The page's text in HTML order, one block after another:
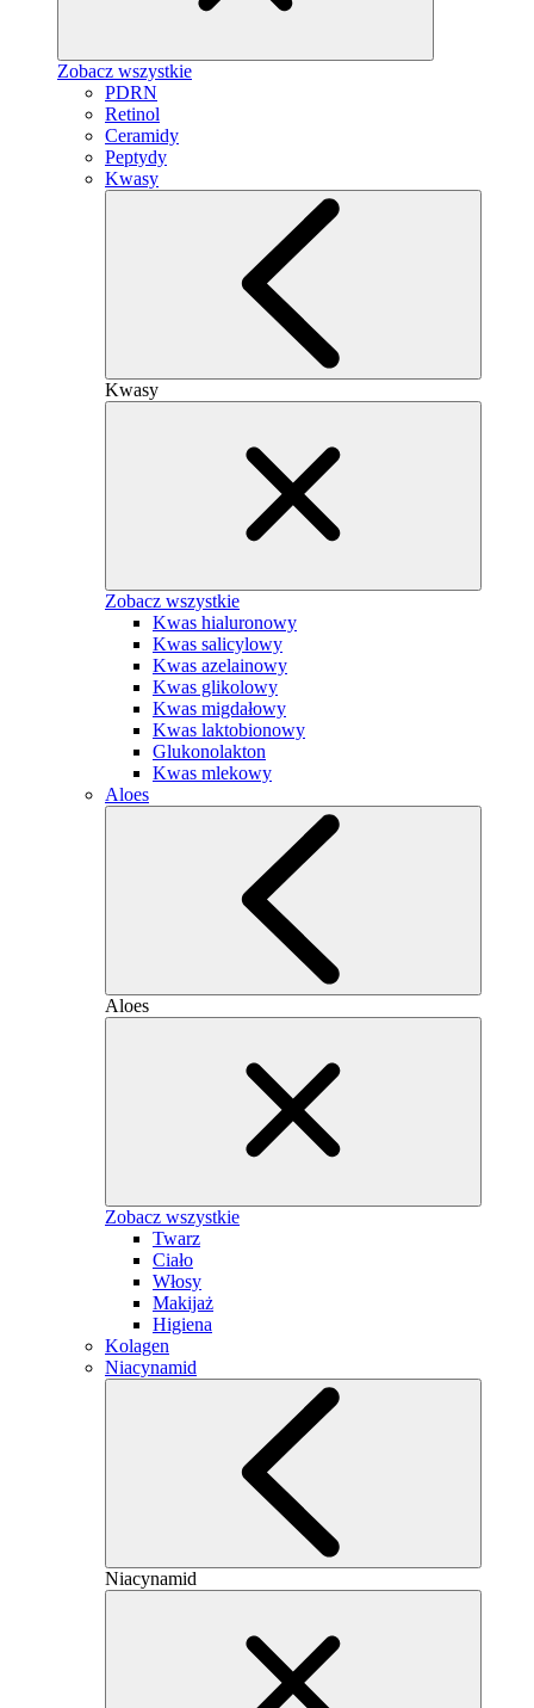
Zobacz wszystkie
PDRN
Retinol
Ceramidy
Peptydy
Kwasy
Kwasy
Zobacz wszystkie
Kwas hialuronowy
Kwas salicylowy
Kwas azelainowy
Kwas glikolowy
Kwas migdałowy
Kwas laktobionowy
Glukonolakton
Kwas mlekowy
Aloes
Aloes
Zobacz wszystkie
Twarz
Ciało
Włosy
Makijaż
Higiena
Kolagen
Niacynamid
Niacynamid